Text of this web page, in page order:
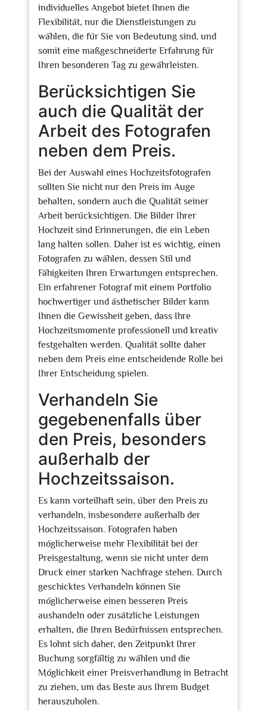
individuelles Angebot bietet Ihnen die
Flexibilität, nur die Dienstleistungen zu
wählen, die für Sie von Bedeutung sind, und
somit eine maßgeschneiderte Erfahrung für
Ihren besonderen Tag zu gewährleisten.
Berücksichtigen Sie
auch die Qualität der
Arbeit des Fotografen
neben dem Preis.
Bei der Auswahl eines Hochzeitsfotografen
sollten Sie nicht nur den Preis im Auge
behalten, sondern auch die Qualität seiner
Arbeit berücksichtigen. Die Bilder Ihrer
Hochzeit sind Erinnerungen, die ein Leben
lang halten sollen. Daher ist es wichtig, einen
Fotografen zu wählen, dessen Stil und
Fähigkeiten Ihren Erwartungen entsprechen.
Ein erfahrener Fotograf mit einem Portfolio
hochwertiger und ästhetischer Bilder kann
Ihnen die Gewissheit geben, dass Ihre
Hochzeitsmomente professionell und kreativ
festgehalten werden. Qualität sollte daher
neben dem Preis eine entscheidende Rolle bei
Ihrer Entscheidung spielen.
Verhandeln Sie
gegebenenfalls über
den Preis, besonders
außerhalb der
Hochzeitssaison.
Es kann vorteilhaft sein, über den Preis zu
verhandeln, insbesondere außerhalb der
Hochzeitssaison. Fotografen haben
möglicherweise mehr Flexibilität bei der
Preisgestaltung, wenn sie nicht unter dem
Druck einer starken Nachfrage stehen. Durch
geschicktes Verhandeln können Sie
möglicherweise einen besseren Preis
aushandeln oder zusätzliche Leistungen
erhalten, die Ihren Bedürfnissen entsprechen.
Es lohnt sich daher, den Zeitpunkt Ihrer
Buchung sorgfältig zu wählen und die
Möglichkeit einer Preisverhandlung in Betracht
zu ziehen, um das Beste aus Ihrem Budget
herauszuholen.